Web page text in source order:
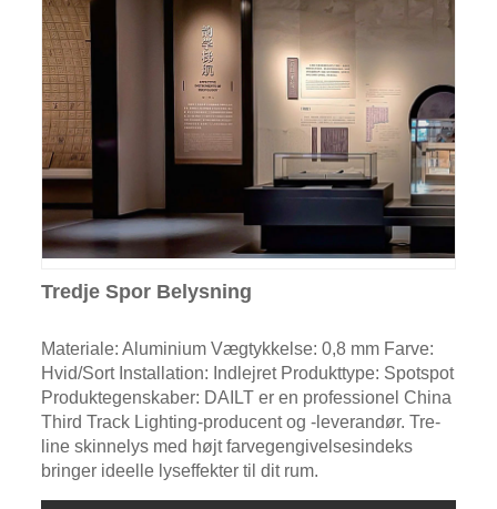
Tredje Spor Belysning
Materiale: Aluminium Vægtykkelse: 0,8 mm Farve:
Hvid/Sort Installation: Indlejret Produkttype: Spotspot
Produktegenskaber: DAILT er en professionel China
Third Track Lighting-producent og -leverandør. Tre-
line skinnelys med højt farvegengivelsesindeks
bringer ideelle lyseffekter til dit rum.